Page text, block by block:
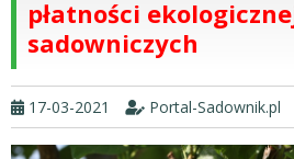
płatności
sadowniczych
17-03-2021 Portal-Sadownik.pl